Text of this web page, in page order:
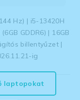
Hz) | i5-13420H
GDDR6) | 16GB
billentyűzet |
ig
laptopokat